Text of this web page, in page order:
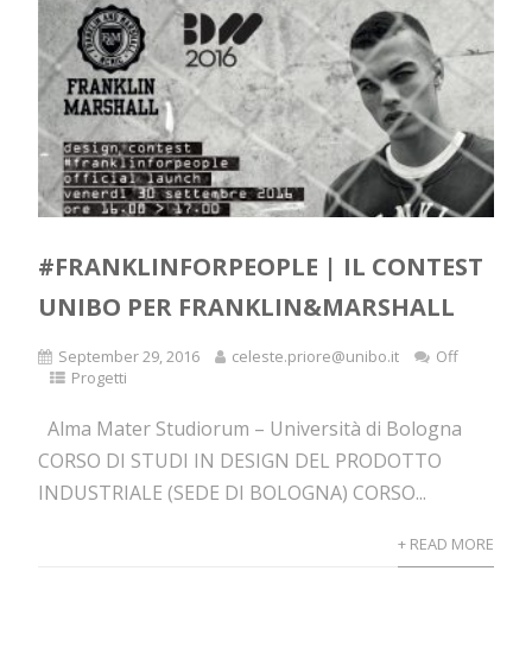
#FRANKLINFORPEOPLE | IL CONTEST
UNIBO PER FRANKLIN&MARSHALL
September 29, 2016 celeste.priore@unibo.it
Off
Progetti
Alma Mater Studiorum – Università di Bologna
CORSO DI STUDI IN DESIGN DEL PRODOTTO
INDUSTRIALE (SEDE DI BOLOGNA) CORSO...
+ READ MORE